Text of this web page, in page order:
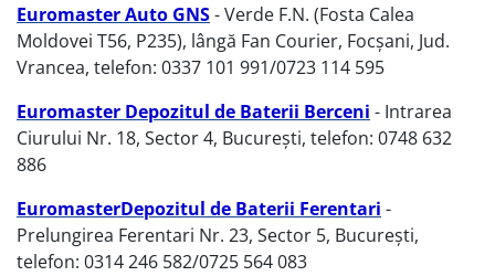
Euromaster Auto GNS- Verde F.N. (Fosta Calea
Moldovei T56, P235), lângă Fan Courier, Focșani, Jud.
Vrancea, telefon: 0337 101 991/0723 114 595
Euromaster Depozitul de Baterii Berceni - Intrarea
Ciurului Nr. 18, Sector 4, București, telefon: 0748 632
886
EuromasterDepozitul de Baterii Ferentari -
Prelungirea Ferentari Nr. 23, Sector 5, București,
telefon: 0314 246 582/0725 564 083